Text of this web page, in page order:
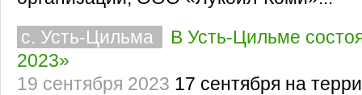
с. Усть-Цильма
В Усть-Цильме
2023»
19 сентября 2023 17 сентября на